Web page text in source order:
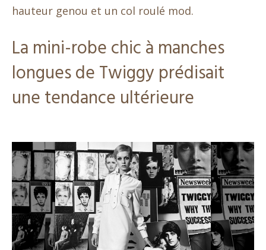
hauteur genou et un col roulé mod.
La mini-robe chic à manches
longues de Twiggy prédisait
une tendance ultérieure